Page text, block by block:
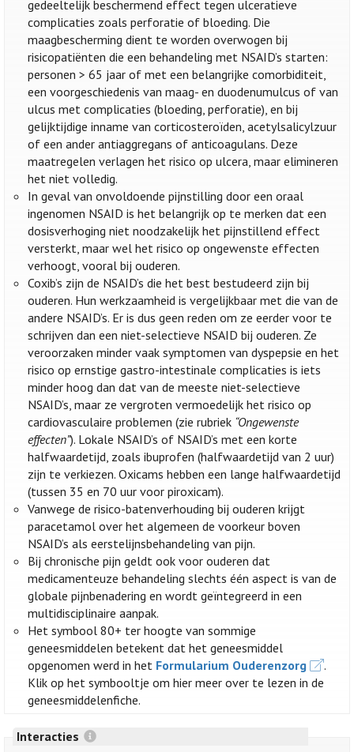
gedeeltelijk beschermend effect tegen ulceratieve
complicaties zoals perforatie of bloeding. Die
maagbescherming dient te worden overwogen bij
risicopatiënten die een behandeling met NSAID’s starten:
personen > 65 jaar of met een belangrijke comorbiditeit,
een voorgeschiedenis van maag- en duodenumulcus of van
ulcus met complicaties (bloeding, perforatie), en bij
gelijktijdige inname van corticosteroïden, acetylsalicylzuur
of een ander antiaggregans of anticoagulans. Deze
maatregelen verlagen het risico op ulcera, maar elimineren
het niet volledig.
In geval van onvoldoende pijnstilling door een oraal
ingenomen NSAID is het belangrijk op te merken dat een
dosisverhoging niet noodzakelijk het pijnstillend effect
versterkt, maar wel het risico op ongewenste effecten
verhoogt, vooral bij ouderen.
Coxib’s zijn de NSAID’s die het best bestudeerd zijn bij
ouderen. Hun werkzaamheid is vergelijkbaar met die van de
andere NSAID’s. Er is dus geen reden om ze eerder voor te
schrijven dan een niet-selectieve NSAID bij ouderen. Ze
veroorzaken minder vaak symptomen van dyspepsie en het
risico op ernstige gastro-intestinale complicaties is iets
minder hoog dan dat van de meeste niet-selectieve
NSAID’s, maar ze vergroten vermoedelijk het risico op
cardiovasculaire problemen (zie rubriek “Ongewenste
effecten”). Lokale NSAID’s of NSAID’s met een korte
halfwaardetijd, zoals ibuprofen (halfwaardetijd van 2 uur)
zijn te verkiezen. Oxicams hebben een lange halfwaardetijd
(tussen 35 en 70 uur voor piroxicam).
Vanwege de risico-batenverhouding bij ouderen krijgt
paracetamol over het algemeen de voorkeur boven
NSAID’s als eerstelijnsbehandeling van pijn.
Bij chronische pijn geldt ook voor ouderen dat
medicamenteuze behandeling slechts één aspect is van de
globale pijnbenadering en wordt geïntegreerd in een
multidisciplinaire aanpak.
Het symbool 80+ ter hoogte van sommige
geneesmiddelen betekent dat het geneesmiddel
opgenomen werd in het Formularium Ouderenzorg
.
Klik op het symbooltje om hier meer over te lezen in de
geneesmiddelenfiche.
Interacties